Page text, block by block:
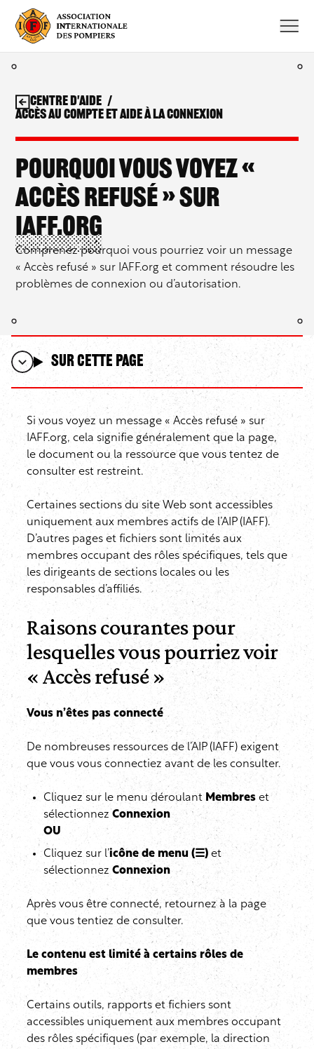
contenu
Pourquoi vous voyez «
Accès refusé » sur
IAFF.org
Comprenez pourquoi vous pourriez voir un message
« Accès refusé » sur IAFF.org et comment résoudre les
problèmes de connexion ou d’autorisation.
Centre d'aide
Accès au compte et aide à la connexion
Sur cette page
Si vous voyez un message « Accès refusé » sur
IAFF.org, cela signifie généralement que la page,
le document ou la ressource que vous tentez de
consulter est restreint.
Certaines sections du site Web sont accessibles
uniquement aux membres actifs de l’AIP (IAFF).
D’autres pages et fichiers sont limités aux
membres occupant des rôles spécifiques, tels que
les dirigeants de sections locales ou les
responsables d’affiliés.
Raisons courantes pour
lesquelles vous pourriez voir
« Accès refusé »
Vous n’êtes pas connecté
De nombreuses ressources de l’AIP (IAFF) exigent
que vous vous connectiez avant de les consulter.
Cliquez sur le menu déroulantMembres et
sélectionnez Connexion
OU
Cliquez sur l’icône de menu (☰)et
sélectionnez Connexion
Après vous être connecté, retournez à la page
que vous tentiez de consulter.
Le contenu est limité à certains rôles de
membres
Certains outils, rapports et fichiers sont
accessibles uniquement aux membres occupant
des rôles spécifiques (par exemple, la direction